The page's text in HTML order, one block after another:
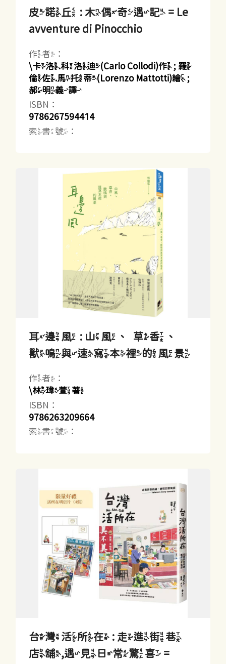
皮諾丘 : 木偶奇遇記 = Le
avventure di Pinocchio
作者：
\卡洛.科洛迪(Carlo Collodi)作 ; 羅
倫佐.馬托蒂(Lorenzo Mattotti)繪 ;
郝明義譯
ISBN：
9786267594414
索書號：
耳邊風 : 山風、草香、
獸鳴與速寫本裡的風景
作者：
\林瑋萱著
ISBN：
9786263209664
索書號：
台灣活所在 : 走進街巷
店舖,遇見日常驚喜 =